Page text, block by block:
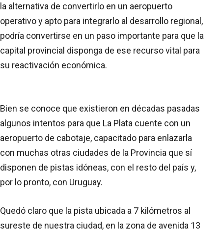
la alternativa de convertirlo en un aeropuerto
operativo y apto para integrarlo al desarrollo regional,
podría convertirse en un paso importante para que la
capital provincial disponga de ese recurso vital para
su reactivación económica.
Bien se conoce que existieron en décadas pasadas
algunos intentos para que La Plata cuente con un
aeropuerto de cabotaje, capacitado para enlazarla
con muchas otras ciudades de la Provincia que sí
disponen de pistas idóneas, con el resto del país y,
por lo pronto, con Uruguay.
Quedó claro que la pista ubicada a 7 kilómetros al
sureste de nuestra ciudad, en la zona de avenida 13